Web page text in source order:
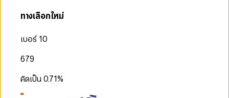
ทางเลือกใหม่
เบอร์ 10
679
คิดเป็น0.71%